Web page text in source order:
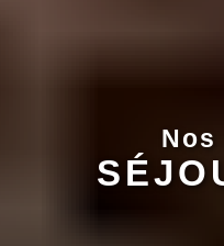
Nos